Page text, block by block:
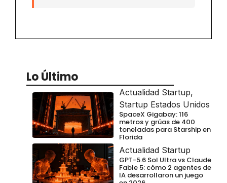
Lo Último
Actualidad Startup,
Startup Estados Unidos
SpaceX Gigabay: 116
metros y grúas de 400
toneladas para Starship en
Florida
Actualidad Startup
GPT-5.6 Sol Ultra vs Claude
Fable 5: cómo 2 agentes de
IA desarrollaron un juego